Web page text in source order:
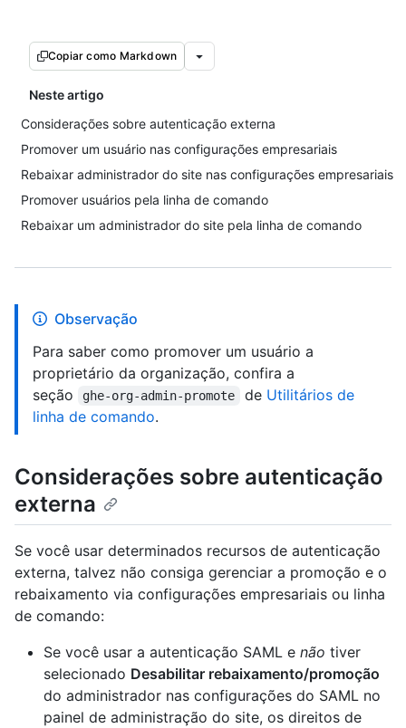
Copiar como Markdown
Neste artigo
Considerações sobre autenticação externa
Promover um usuário nas configurações empresariais
Rebaixar administrador do site nas configurações empresariais
Promover usuários pela linha de comando
Rebaixar um administrador do site pela linha de comando
Observação
Para saber como promover um usuário a
proprietário da organização, confira a
seção
ghe-org-admin-promote de Utilitários de
linha de comando.
Considerações sobre autenticação
externa
Se você usar determinados recursos de autenticação
externa, talvez não consiga gerenciar a promoção e o
rebaixamento via configurações empresariais ou linha
de comando:
Se você usar a autenticação SAML e não tiver
selecionado Desabilitar rebaixamento/promoção
do administrador nas configurações do SAML no
painel de administração do site, os direitos de